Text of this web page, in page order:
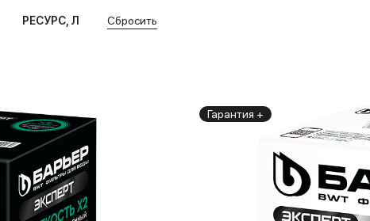
РЕСУРС, Л Сбросить
Гарантия +